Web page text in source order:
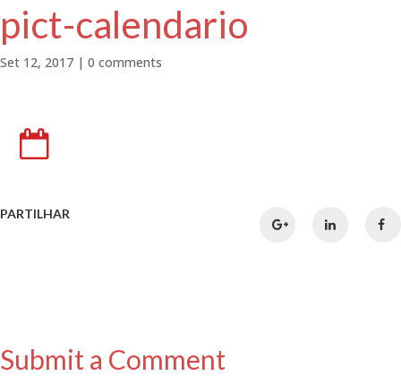
pict-calendario
Set 12, 2017 | 0 comments
PARTILHAR
Submit a Comment